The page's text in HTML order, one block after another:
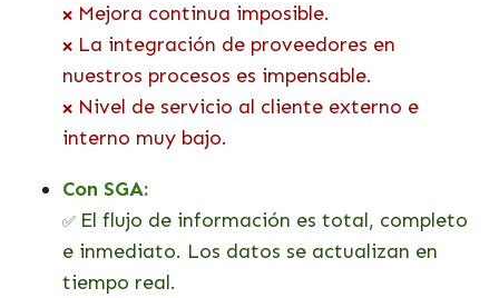
❌ Mejora continua imposible.
❌ La integración de proveedores en
nuestros procesos es impensable.
❌ Nivel de servicio al cliente externo e
interno muy bajo.
Con SGA:
✅ El flujo de información es total, completo
e inmediato. Los datos se actualizan en
tiempo real.